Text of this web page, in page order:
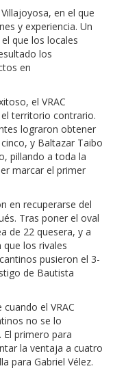
en el que
y experiencia. Un
que los locales
los
en
el VRAC
territorio contrario.
lograron obtener
y Baltazar Taibo
pillando a toda la
marcar el primer
en recuperarse del
Tras poner el oval
de 22 quesera, y a
los rivales
pusieron el 3-
de Bautista
el VRAC
no se lo
primero para
la ventaja a cuatro
para Gabriel Vélez.